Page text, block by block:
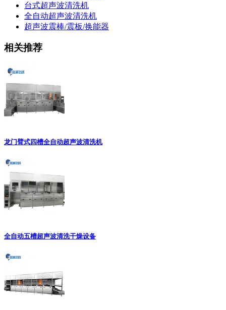
台式超声波清洗机
全自动超声波清洗机
超声波震棒/震板/换能器
相关推荐
龙门臂式四槽全自动超声波清洗机
全自动五槽超声波清洗干燥设备